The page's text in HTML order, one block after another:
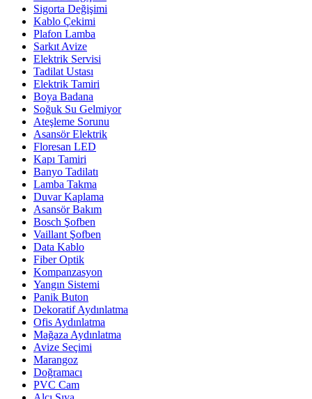
Sigorta Değişimi
Kablo Çekimi
Plafon Lamba
Sarkıt Avize
Elektrik Servisi
Tadilat Ustası
Elektrik Tamiri
Boya Badana
Soğuk Su Gelmiyor
Ateşleme Sorunu
Asansör Elektrik
Floresan LED
Kapı Tamiri
Banyo Tadilatı
Lamba Takma
Duvar Kaplama
Asansör Bakım
Bosch Şofben
Vaillant Şofben
Data Kablo
Fiber Optik
Kompanzasyon
Yangın Sistemi
Panik Buton
Dekoratif Aydınlatma
Ofis Aydınlatma
Mağaza Aydınlatma
Avize Seçimi
Marangoz
Doğramacı
PVC Cam